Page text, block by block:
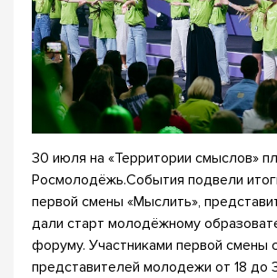
30 июля на «Территории смыслов»
Росмолодёжь.События подвели
первой смены «Мыслить»,
дали старт молодёжному
форуму. Участниками первой смены
представителей молодежи от 18 до